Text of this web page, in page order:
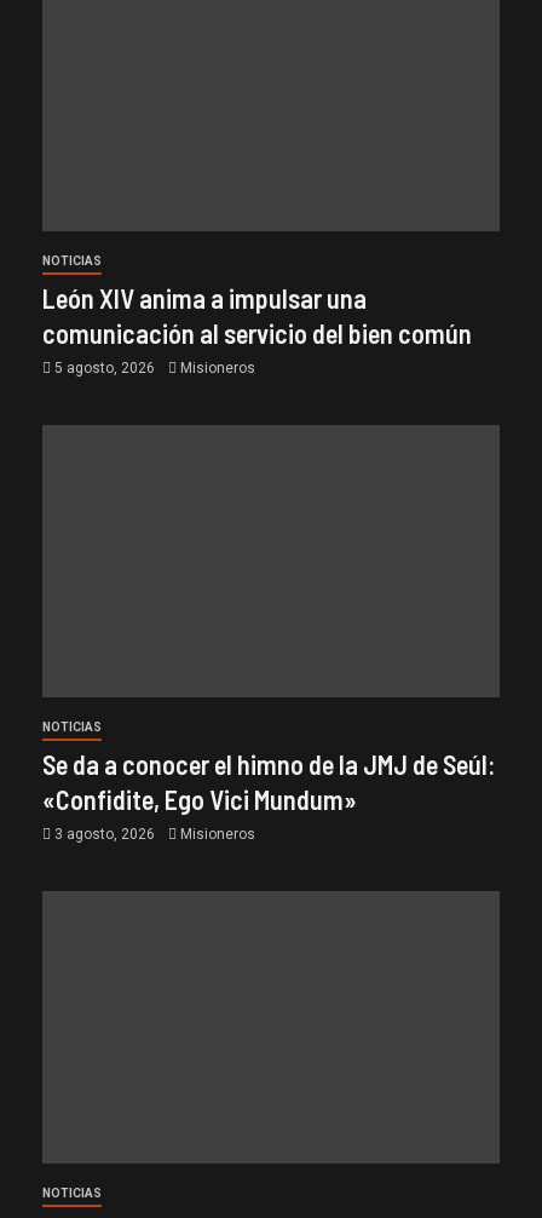
NOTICIAS
León XIV anima a impulsar una
comunicación al servicio del bien común
5 agosto, 2026 Misioneros
NOTICIAS
Se da a conocer el himno de la JMJ de Seúl:
«Confidite, Ego Vici Mundum»
3 agosto, 2026 Misioneros
NOTICIAS